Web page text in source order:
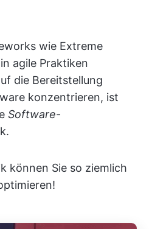
wie Extreme
agile Praktiken
die Bereitstellung
konzentrieren, ist
Software-
können Sie so ziemlich